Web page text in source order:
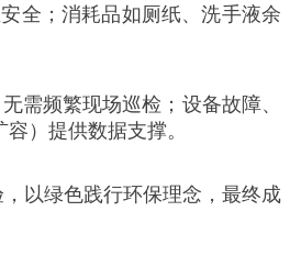
全；消耗品如厕纸、洗手液余
需频繁现场巡检；设备故障、
）提供数据支撑。
以绿色践行环保理念，最终成